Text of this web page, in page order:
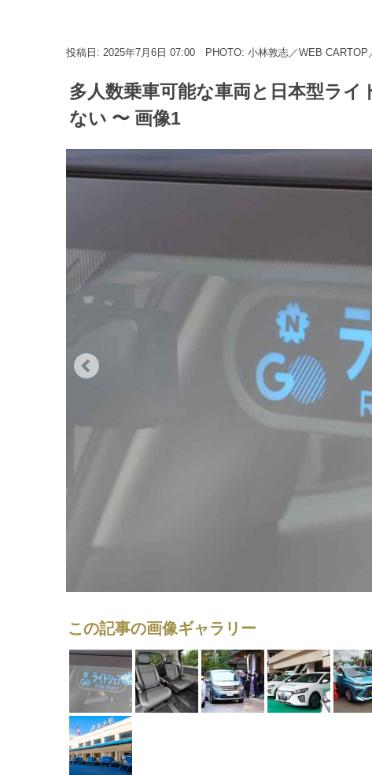
投稿日: 2025年7月6日 07:00 PHOTO: 小林敦志／WEB CARTOP
多人数乗車可能な車両と日本型ラ
ない 〜 画像1
この記事の画像ギャラリー